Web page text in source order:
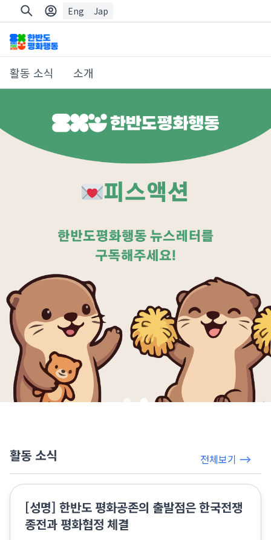
Eng Jap
활동 소식 소개
활동 소식
[성명] 한반도 평화공존의 출발점은 한국전쟁
종전과 평화협정 체결
전체보기